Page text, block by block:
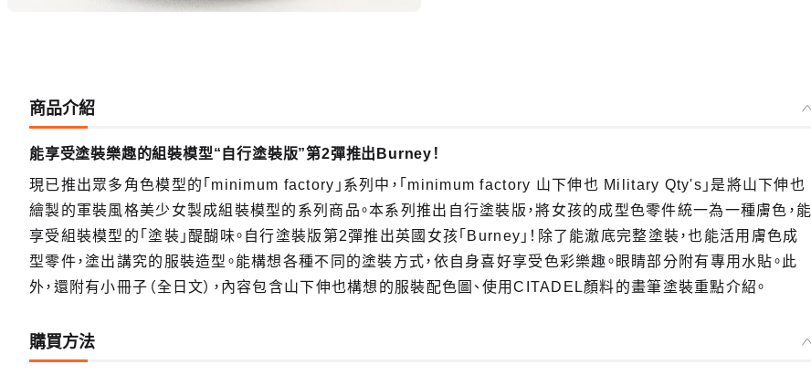
商品介紹
能享受塗裝樂趣的組裝模型“自行塗裝版”第2彈推出Burney！
現已推出眾多角色模型的「minimum factory」系列中，「minimum factory 山下伸也 Military Qty's」是將山下伸也
繪製的軍裝風格美少女製成組裝模型的系列商品。本系列推出自行塗裝版，將女孩的成型色零件統一為一種膚色，能
享受組裝模型的「塗裝」醍醐味。自行塗裝版第2彈推出英國女孩「Burney」！除了能澈底完整塗裝，也能活用膚色成
型零件，塗出講究的服裝造型。能構想各種不同的塗裝方式，依自身喜好享受色彩樂趣。眼睛部分附有專用水貼。此
外，還附有小冊子（全日文），內容包含山下伸也構想的服裝配色圖、使用CITADEL顏料的畫筆塗裝重點介紹。
購買方法